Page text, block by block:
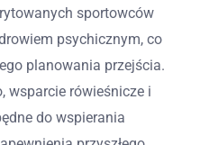
sportowców
psychicznym, co
planowania przejścia.
wsparcie rówieśnicze i
do wspierania